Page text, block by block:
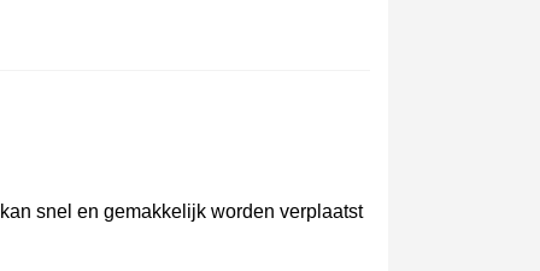
shopping vouchers
bij elke bestelling
snel en gemakkelijk worden verplaatst